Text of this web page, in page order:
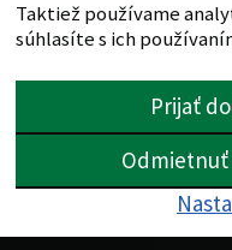
Taktiež používame
súhlasíte s ich
Prijať